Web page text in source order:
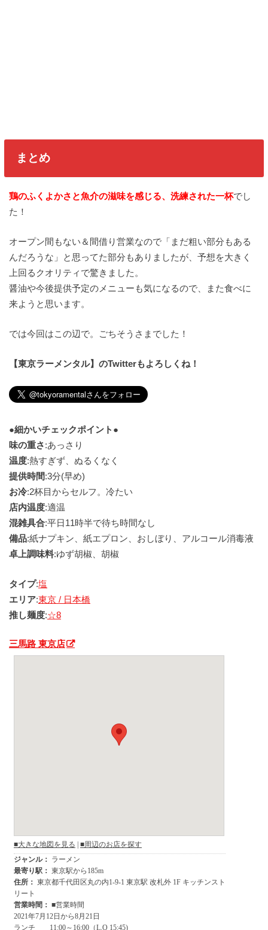
まとめ
鶏のふくよかさと魚介の滋味を感じる、洗練された一杯でし
た！
オープン間もない＆間借り営業なので「まだ粗い部分もある
んだろうな」と思ってた部分もありましたが、予想を大きく
上回るクオリティで驚きました。
醤油や今後提供予定のメニューも気になるので、また食べに
来ようと思います。
では今回はこの辺で。ごちそうさまでした！
【東京ラーメンタル】のTwitterもよろしくね！
●細かいチェックポイント●
味の重さ:あっさり
温度:熱すぎず、ぬるくなく
提供時間:3分(早め)
お冷:2杯目からセルフ。冷たい
店内温度:適温
混雑具合:平日11時半で待ち時間なし
備品:紙ナプキン、紙エプロン、おしぼり、アルコール消毒液
卓上調味料:ゆず胡椒、胡椒
タイプ:塩
エリア:東京 / 日本橋
推し麺度:☆8
三馬路 東京店